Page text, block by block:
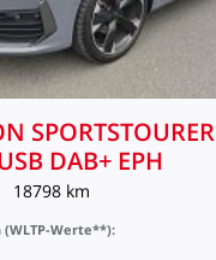
SPORTSTOURER
DAB+ EPH
18798 km
(WLTP-Werte**):